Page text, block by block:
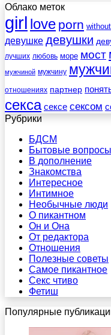
Облако меток
girl love porn without
девушке девушки
лучших любовь море мост
мужчиной мужчину
отношениях партнер
секса сексе сексом
Рубрики
БДСМ
Бытовые вопросы
В дополнение
Знакомства
Интересное
Интимное
Необычные люди
О пикантном
Он и Она
От редактора
Отношения
Полезные советы
Самое пикантное
Секс чтиво
Фетиш
Популярные